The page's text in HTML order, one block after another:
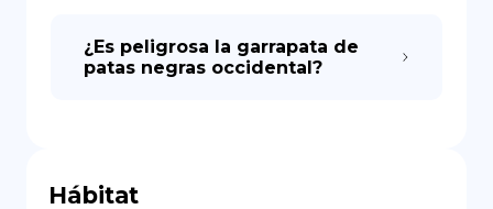
¿Es peligrosa la garrapata de
patas negras occidental?
Hábitat